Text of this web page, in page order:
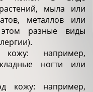
мыла или
металлов или
разные виды
например,
ногти или
кожу: например,